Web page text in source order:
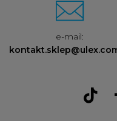
e-mail: